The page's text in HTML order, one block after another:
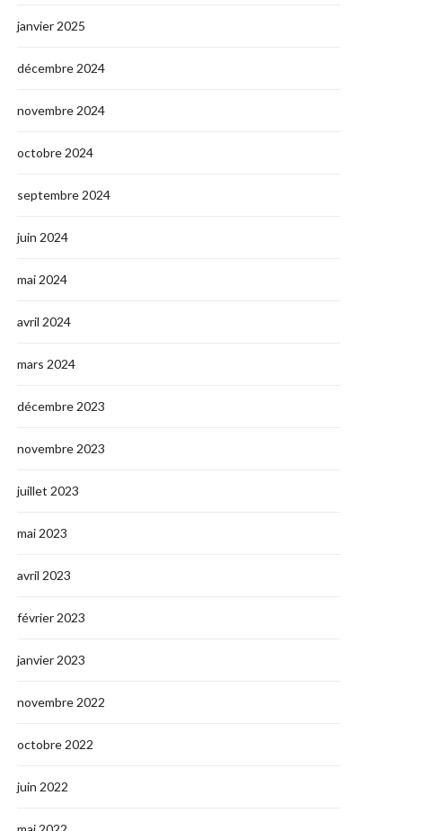
janvier 2025
décembre 2024
novembre 2024
octobre 2024
septembre 2024
juin 2024
mai 2024
avril 2024
mars 2024
décembre 2023
novembre 2023
juillet 2023
mai 2023
avril 2023
février 2023
janvier 2023
novembre 2022
octobre 2022
juin 2022